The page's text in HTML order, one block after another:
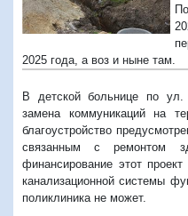
2025 года, а воз и ныне там.
В детской больнице по
замена коммуникаций на
благоустройство
связанным с ремонтом
финансирование этот
канализационной системы
поликлиника не может.